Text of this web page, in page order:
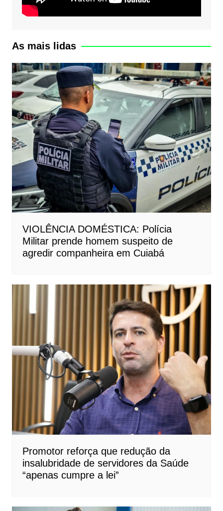
As mais lidas
VIOLÊNCIA DOMÉSTICA: Polícia
Militar prende homem suspeito de
agredir companheira em Cuiabá
Promotor reforça que redução da
insalubridade de servidores da Saúde
“apenas cumpre a lei”